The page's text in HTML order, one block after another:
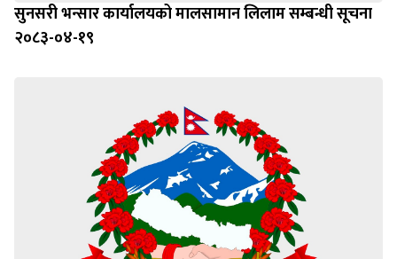
सुनसरी भन्सार कार्यालयको मालसामान लिलाम सम्बन्धी सूचना
२०८३-०४-१९